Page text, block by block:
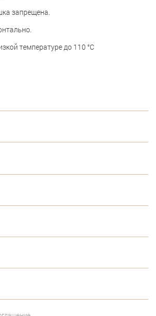
запрещена.
температуре до 110 °С